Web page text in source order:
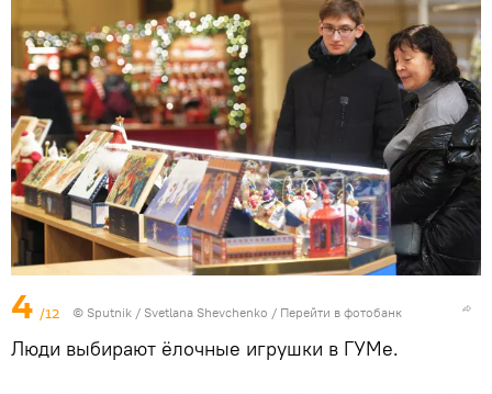
4 /12 © Sputnik / Svetlana Shevchenko / Перейти в фотобанк
Люди выбирают ёлочные игрушки в ГУМе.